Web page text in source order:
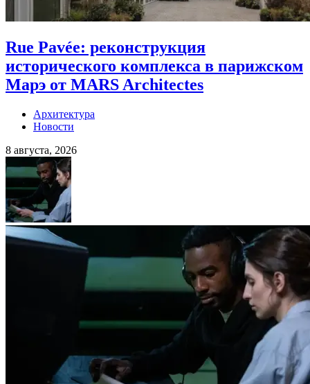
Rue Pavée: реконструкция
исторического комплекса в парижском
Марэ от MARS Architectes
Архитектура
Новости
8 августа, 2026